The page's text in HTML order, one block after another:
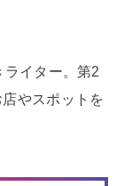
イター。第2
やスポットを